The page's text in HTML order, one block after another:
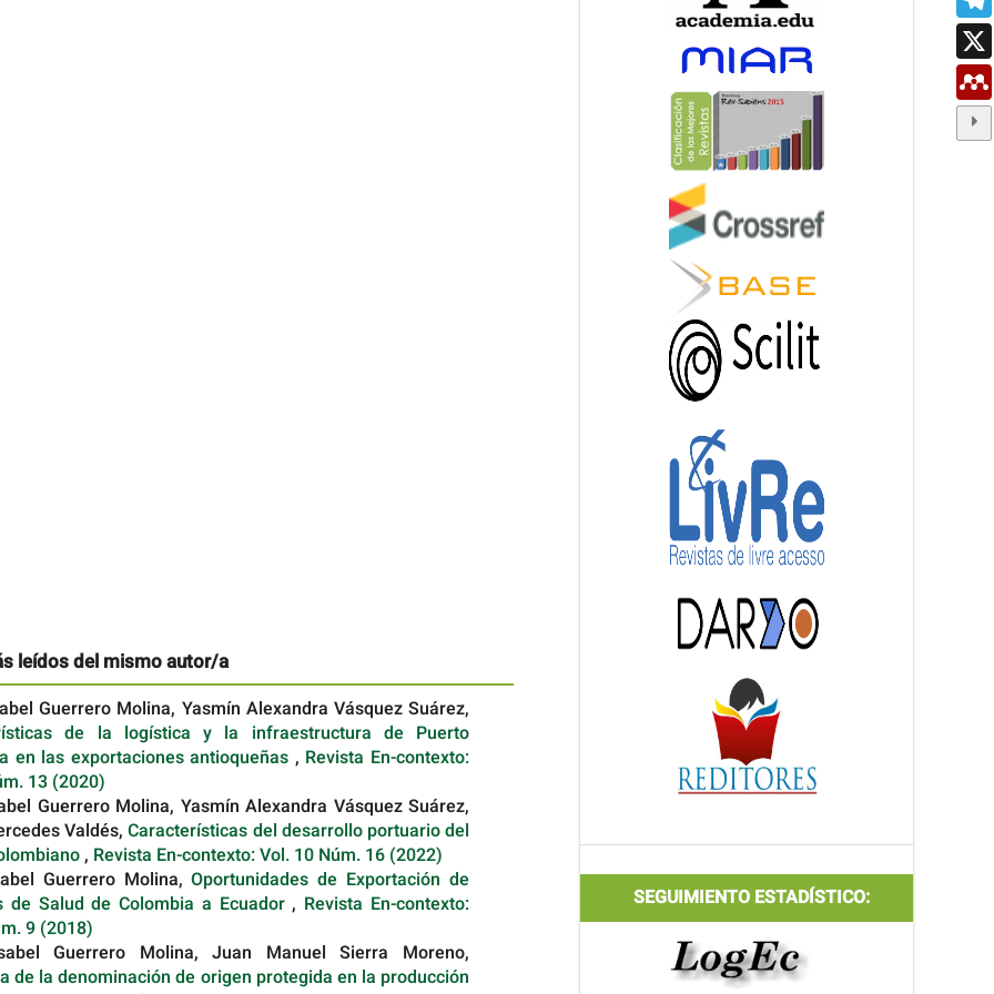
leídos del mismo autor/a
Guerrero Molina, Yasmín Alexandra Vásquez Suárez,
de la logística y la infraestructura de Puerto
en las exportaciones antioqueñas , Revista En-contexto:
13 (2020)
Guerrero Molina, Yasmín Alexandra Vásquez Suárez,
Valdés,Características del desarrollo portuario del
, Revista En-contexto: Vol. 10 Núm. 16 (2022)
Guerrero Molina,Oportunidades de Exportación de
de Salud de Colombia a Ecuador , Revista En-contexto:
9 (2018)
Guerrero Molina, Juan Manuel Sierra Moreno,
de la denominación de origen protegida en la producción
SEGUIMIENTO ESTADÍSTICO: